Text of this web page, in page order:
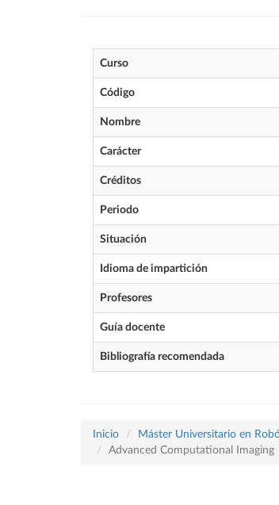
Curso
Código
Nombre
Carácter
Créditos
Periodo
Situación
Idioma de impartición
Profesores
Guía docente
Bibliografía recomendada
Inicio Máster Universitario en
Advanced Computational Imaging